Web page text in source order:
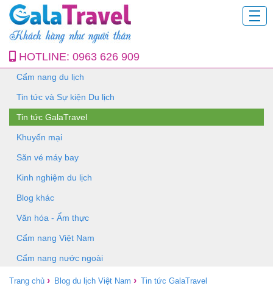
HOTLINE: 0963 626 909
Cẩm nang du lịch
Tin tức và Sự kiện Du lịch
Tin tức GalaTravel
Khuyến mại
Săn vé máy bay
Kinh nghiệm du lịch
Blog khác
Văn hóa - Ẩm thực
Cẩm nang Việt Nam
Cẩm nang nước ngoài
Trang chủ › Blog du lịch Việt Nam › Tin tức GalaTravel